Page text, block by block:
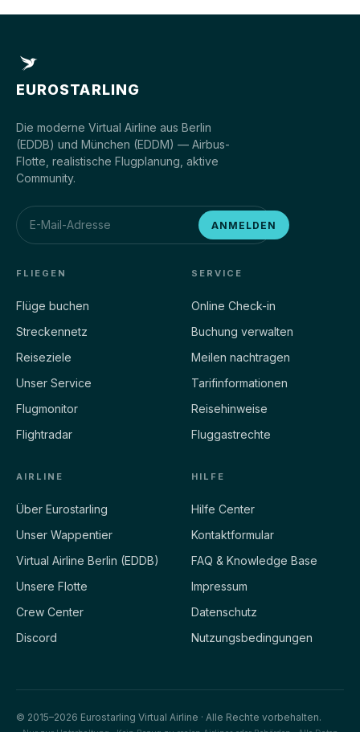
EUROSTARLING
Die moderne Virtual Airline aus Berlin
(EDDB) und München (EDDM) — Airbus-
Flotte, realistische Flugplanung, aktive
Community.
ANMELDEN
FLIEGEN
Flüge buchen
Streckennetz
Reiseziele
Unser Service
Flugmonitor
Flightradar
SERVICE
Online Check-in
Buchung verwalten
Meilen nachtragen
Tarifinformationen
Reisehinweise
Fluggastrechte
AIRLINE
Über Eurostarling
Unser Wappentier
Virtual Airline Berlin (EDDB)
Unsere Flotte
Crew Center
Discord
HILFE
Hilfe Center
Kontaktformular
FAQ & Knowledge Base
Impressum
Datenschutz
Nutzungsbedingungen
© 2015–2026 Eurostarling Virtual Airline · Alle Rechte vorbehalten.